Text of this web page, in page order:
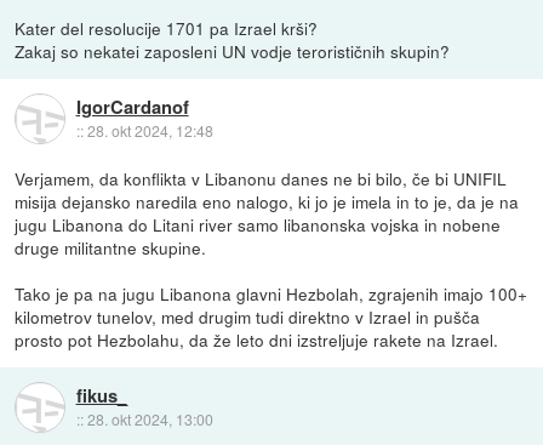
Kater del resolucije 1701 pa Izrael krši?
Zakaj so nekatei zaposleni UN vodje terorističnih skupin?
IgorCardanof
::28. okt 2024, 12:48
Verjamem, da konflikta v Libanonu danes ne bi bilo, če bi UNIFIL
misija dejansko naredila eno nalogo, ki jo je imela in to je, da je na
jugu Libanona do Litani river samo libanonska vojska in nobene
druge militantne skupine.
Tako je pa na jugu Libanona glavni Hezbolah, zgrajenih imajo 100+
kilometrov tunelov, med drugim tudi direktno v Izrael in pušča
prosto pot Hezbolahu, da že leto dni izstreljuje rakete na Izrael.
fikus_
::28. okt 2024, 13:00